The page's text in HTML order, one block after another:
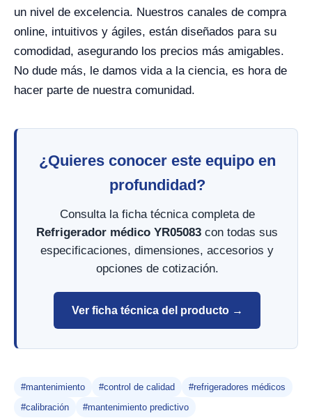
un nivel de excelencia. Nuestros canales de compra
online, intuitivos y ágiles, están diseñados para su
comodidad, asegurando los precios más amigables.
No dude más, le damos vida a la ciencia, es hora de
hacer parte de nuestra comunidad.
¿Quieres conocer este equipo en
profundidad?
Consulta la ficha técnica completa de
Refrigerador médico YR05083 con todas sus
especificaciones, dimensiones, accesorios y
opciones de cotización.
Ver ficha técnica del producto →
#mantenimiento #control de calidad
#refrigeradores médicos
#calibración
#mantenimiento predictivo